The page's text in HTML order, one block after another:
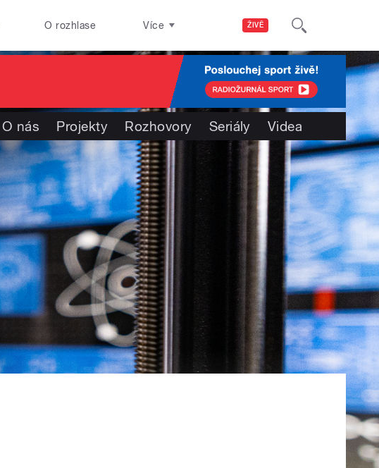
ŽIVĚ
O rozhlase Více
O nás Projekty Rozhovory Seriály Videa